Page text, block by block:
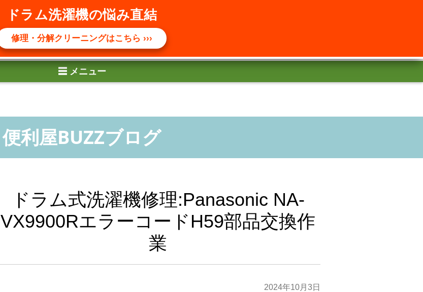
☰ メニュー
ドラム洗濯機の悩み直結
修理・分解クリーニングはこちら ›››
ドラム式洗濯機修理:Panasonic NA-
VX9900RエラーコードH59部品交換作
業
2024年10月3日